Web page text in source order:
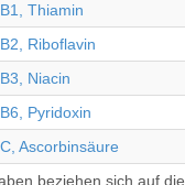
Thiamin
Riboflavin
Niacin
Pyridoxin
Ascorbinsäure
beziehen sich auf